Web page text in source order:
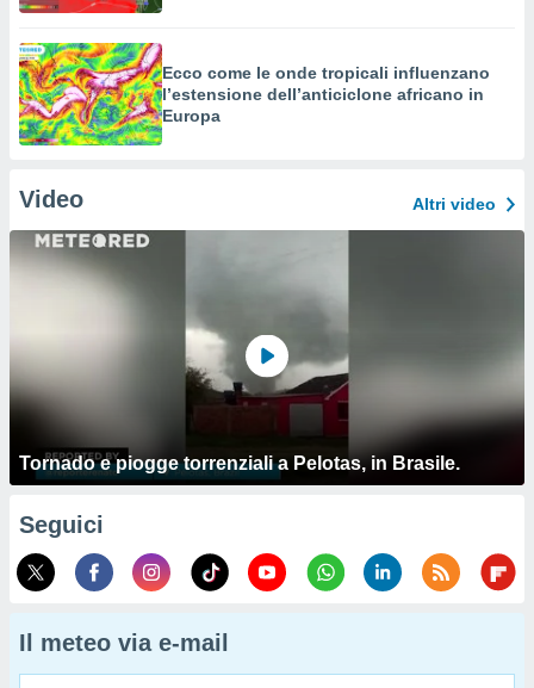
Ecco come le onde tropicali influenzano
l’estensione dell’anticiclone africano in
Europa
Video Altri video
Tornado e piogge torrenziali a Pelotas, in Brasile.
Seguici
Il meteo via e-mail